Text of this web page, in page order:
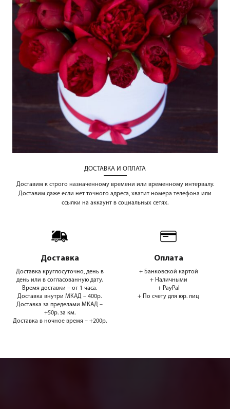
ДОСТАВКА И ОПЛАТА
Доставим к строго назначенному времени или временному интервалу.
Доставим даже если нет точного адреса, хватит номера телефона или
ссылки на аккаунт в социальных сетях.
Доставка
Доставка круглосуточно, день в
день или в согласованную дату.
Время доставки – от 1 часа.
Доставка внутри МКАД – 400р.
Доставка за пределами МКАД –
+50р. за км.
Доставка в ночное время – +200р.
Оплата
+ Банковской картой
+ Наличными
+ PayPal
+ По счету для юр. лиц